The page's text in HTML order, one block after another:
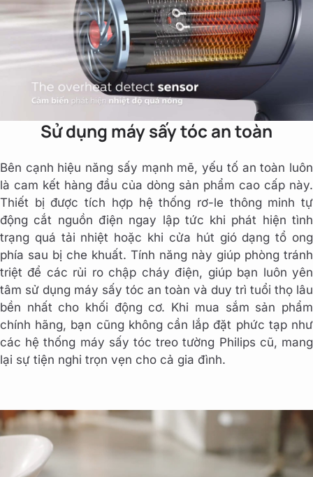
Sử dụng máy sấy tóc an toàn
Bên cạnh hiệu năng sấy mạnh mẽ, yếu tố an toàn luôn
là cam kết hàng đầu của dòng sản phẩm cao cấp này.
Thiết bị được tích hợp hệ thống rơ-le thông minh tự
động cắt nguồn điện ngay lập tức khi phát hiện tình
trạng quá tải nhiệt hoặc khi cửa hút gió dạng tổ ong
phía sau bị che khuất. Tính năng này giúp phòng tránh
triệt để các rủi ro chập cháy điện, giúp bạn luôn yên
tâm sử dụng máy sấy tóc an toàn và duy trì tuổi thọ lâu
bền nhất cho khối động cơ. Khi mua sắm sản phẩm
chính hãng, bạn cũng không cần lắp đặt phức tạp như
các hệ thống máy sấy tóc treo tường Philips cũ, mang
lại sự tiện nghi trọn vẹn cho cả gia đình.